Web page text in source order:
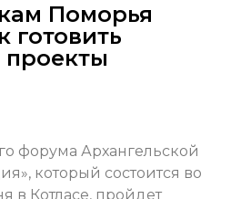
Поморья
готовить
проекты
форума Архангельской
который состоится во
в Котласе, пройдет